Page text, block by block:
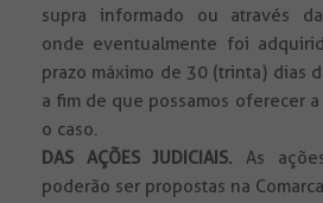
supra informado ou através
onde eventualmente foi
prazo máximo de 30 (trinta) dias
a fim de que possamos oferecer
o caso.
DAS AÇÕES JUDICIAIS. As
poderão ser propostas na